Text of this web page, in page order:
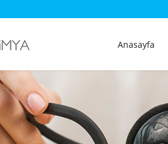
Anasayfa